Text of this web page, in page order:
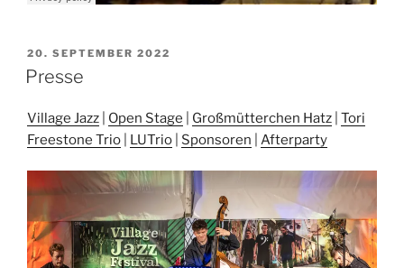
VERÖFFENTLICHT
AM
20. SEPTEMBER 2022
Presse
Village Jazz Open Stage Großmütterchen Hatz Tori
Freestone Trio
LUTrio Sponsoren Afterparty